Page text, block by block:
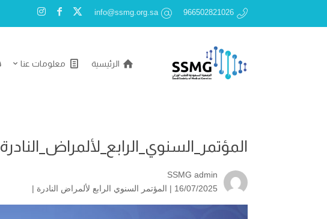
966502821026
info@ssmg.org.sa
الرئيسية معلومات عنا
المؤتمر_السنوي_الرابع_لألمراض_النادرة
SSMG admin
16/07/2025 |
المؤتمر السنوي الرابع لألمراض النادرة |